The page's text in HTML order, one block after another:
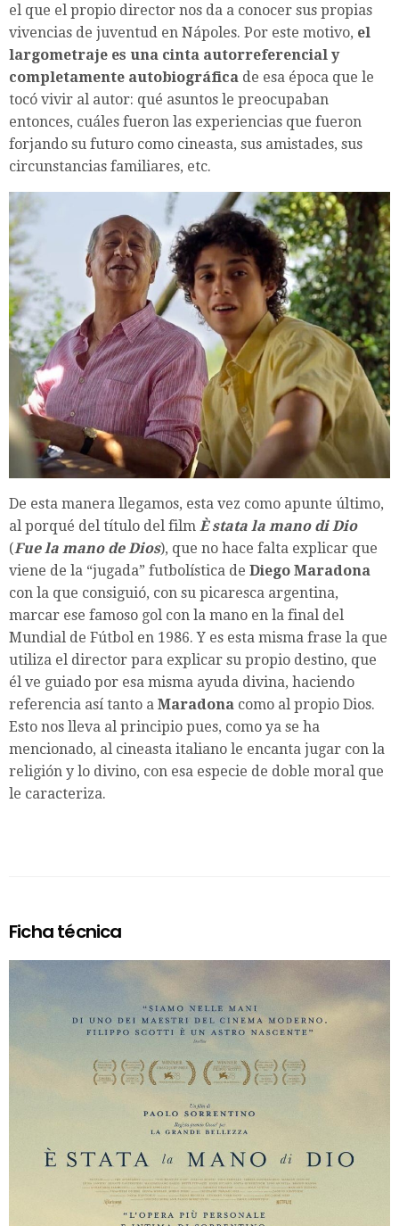
el que el propio director nos da a conocer sus propias
vivencias de juventud en Nápoles. Por este motivo, el
largometraje es una cinta autorreferencial y
completamente autobiográfica de esa época que le
tocó vivir al autor: qué asuntos le preocupaban
entonces, cuáles fueron las experiencias que fueron
forjando su futuro como cineasta, sus amistades, sus
circunstancias familiares, etc.
De esta manera llegamos, esta vez como apunte último,
al porqué del título del film È stata la mano di Dio
(Fue la mano de Dios), que no hace falta explicar que
viene de la “jugada” futbolística de Diego Maradona
con la que consiguió, con su picaresca argentina,
marcar ese famoso gol con la mano en la final del
Mundial de Fútbol en 1986. Y es esta misma frase la que
utiliza el director para explicar su propio destino, que
él ve guiado por esa misma ayuda divina, haciendo
referencia así tanto a Maradona como al propio Dios.
Esto nos lleva al principio pues, como ya se ha
mencionado, al cineasta italiano le encanta jugar con la
religión y lo divino, con esa especie de doble moral que
le caracteriza.
Ficha técnica